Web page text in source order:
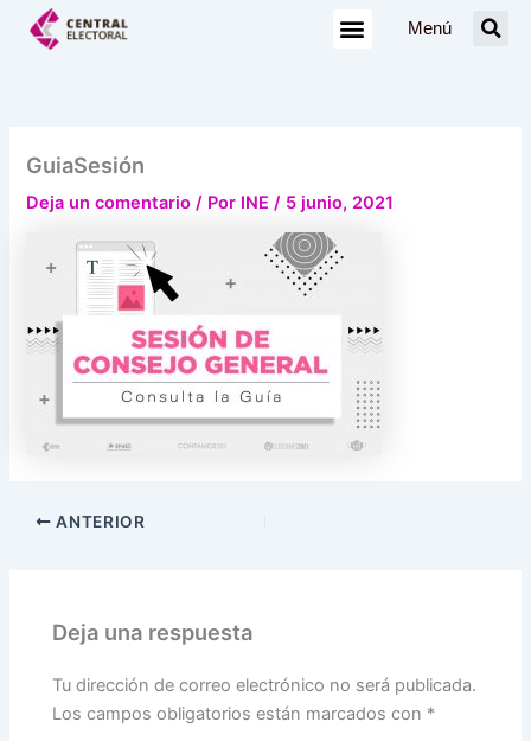
Menú
GuiaSesión
Deja un comentario / Por INE/ 5 junio, 2021
ANTERIOR
Deja una respuesta
Tu dirección de correo electrónico no será publicada.
Los campos obligatorios están marcados con *